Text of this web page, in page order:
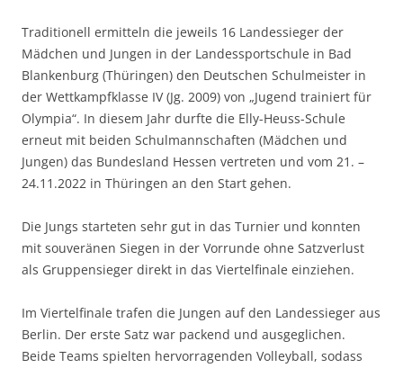
Traditionell ermitteln die jeweils 16 Landessieger der
Mädchen und Jungen in der Landessportschule in Bad
Blankenburg (Thüringen) den Deutschen Schulmeister in
der Wettkampfklasse IV (Jg. 2009) von „Jugend trainiert für
Olympia“. In diesem Jahr durfte die Elly-Heuss-Schule
erneut mit beiden Schulmannschaften (Mädchen und
Jungen) das Bundesland Hessen vertreten und vom 21. –
24.11.2022 in Thüringen an den Start gehen.
Die Jungs starteten sehr gut in das Turnier und konnten
mit souveränen Siegen in der Vorrunde ohne Satzverlust
als Gruppensieger direkt in das Viertelfinale einziehen.
Im Viertelfinale trafen die Jungen auf den Landessieger aus
Berlin. Der erste Satz war packend und ausgeglichen.
Beide Teams spielten hervorragenden Volleyball, sodass